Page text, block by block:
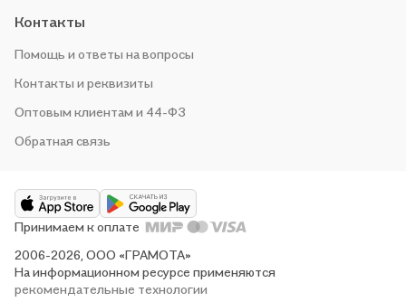
Контакты
Помощь и ответы на вопросы
Контакты и реквизиты
Оптовым клиентам и 44-ФЗ
Обратная связь
2006-2026, ООО «ГРАМОТА»
На информационном ресурсе применяются
рекомендательные технологии
Принимаем к оплате